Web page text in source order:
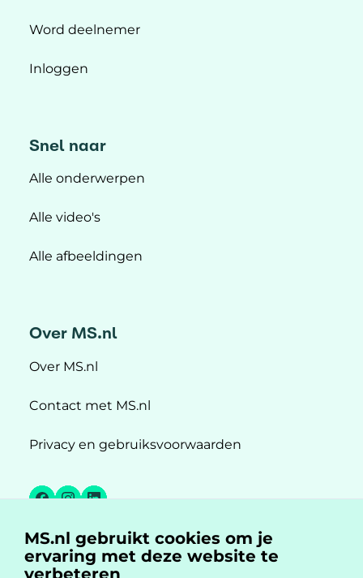
Word deelnemer
Inloggen
Snel naar
Alle onderwerpen
Alle video's
Alle afbeeldingen
Over MS.nl
Over MS.nl
Contact met MS.nl
Privacy en gebruiksvoorwaarden
Facebook
Instagram
LinkedIn
MS.nl is een initiatief van:
MS.nl gebruikt cookies om je
ervaring met deze website te
verbeteren